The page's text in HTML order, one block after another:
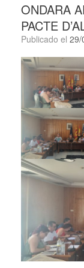
ONDARA
PACTE
Publicado el 29/